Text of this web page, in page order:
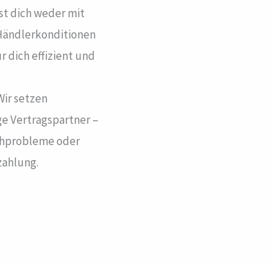
dich weder mit
dich effizient und
setzen
Vertragspartner –
oder